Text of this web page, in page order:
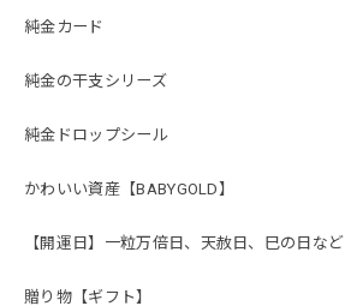
純金カード
純金の干支シリーズ
純金ドロップシール
かわいい資産【BABYGOLD】
【開運日】一粒万倍日、天赦日、巳の日など
贈り物【ギフト】